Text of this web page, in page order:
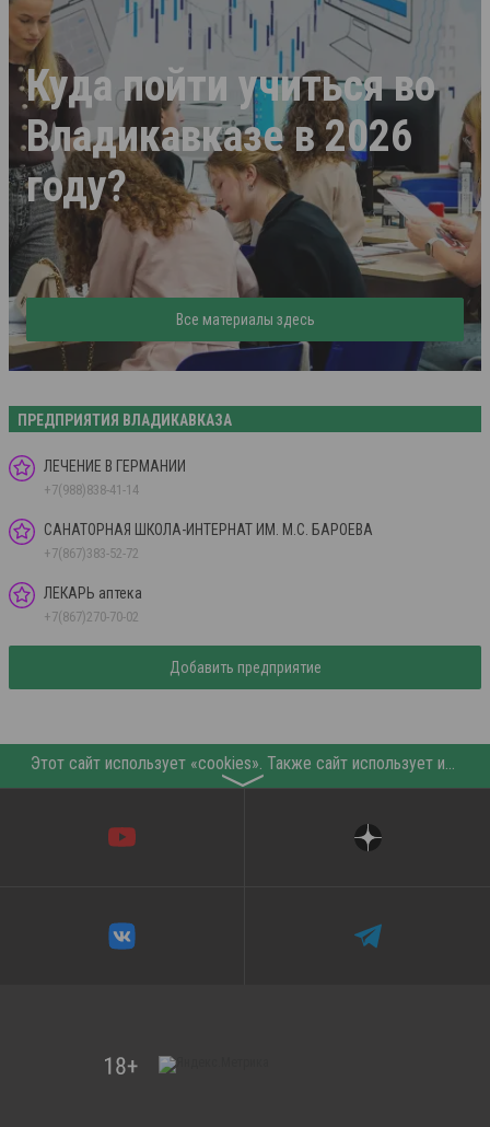
Куда пойти учиться во
Владикавказе в 2026
году?
Все материалы здесь
ПРЕДПРИЯТИЯ ВЛАДИКАВКАЗА
ЛЕЧЕНИЕ В ГЕРМАНИИ
+7(988)838-41-14
САНАТОРНАЯ ШКОЛА-ИНТЕРНАТ ИМ. М.С. БАРОЕВА
+7(867)383-52-72
ЛЕКАРЬ аптека
+7(867)270-70-02
Добавить предприятие
Этот сайт использует «cookies». Также сайт использует интернет-сервис для сбора технических данных касательно посетителей с целью получения маркетинговой и статистической информации. Условия обработки данных посетителей сайта см.
〉